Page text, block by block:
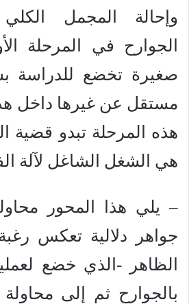
وإحالة المجمل
الجوارح في المرحلة
صغيرة تخضع للدراسة
مستقل عن غيرها داخل
هذه المرحلة تبدو قضية
هي الشغل الشاغل لآلة
– يلي هذا المحور
جواهر دلالية تعكس
الظاهر -الذي خضع
بالجوارح ثم إلى